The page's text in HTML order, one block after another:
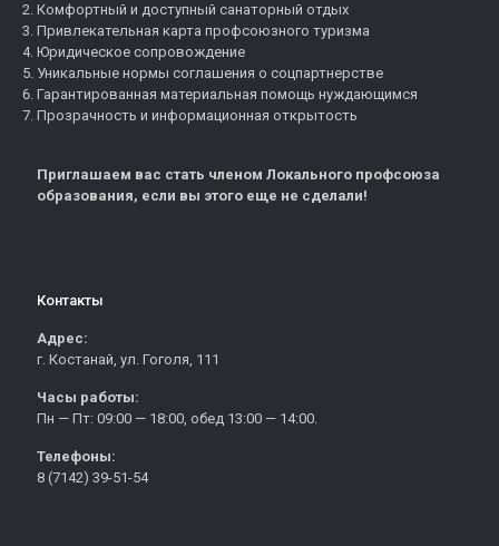
Комфортный и доступный санаторный отдых
Привлекательная карта профсоюзного туризма
Юридическое сопровождение
Уникальные нормы соглашения о соцпартнерстве
Гарантированная материальная помощь нуждающимся
Прозрачность и информационная открытость
Приглашаем вас стать членом Локального профсоюза
образования, если вы этого еще не сделали!
Контакты
Адрес:
г. Костанай, ул. Гоголя, 111
Часы работы:
Пн — Пт: 09:00 — 18:00, обед 13:00 — 14:00.
Телефоны:
8 (7142) 39-51-54